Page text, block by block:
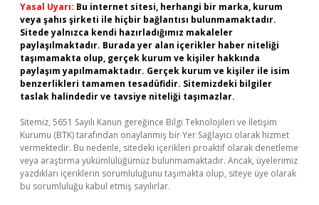
Yasal Uyarı: Bu internet sitesi, herhangi bir marka, kurum
veya şahıs şirketi ile hiçbir bağlantısı bulunmamaktadır.
Sitede yalnızca kendi hazırladığımız makaleler
paylaşılmaktadır. Burada yer alan içerikler haber niteliği
taşımamakta olup, gerçek kurum ve kişiler hakkında
paylaşım yapılmamaktadır. Gerçek kurum ve kişiler ile isim
benzerlikleri tamamen tesadüfidir. Sitemizdeki bilgiler
taslak halindedir ve tavsiye niteliği taşımazlar.
Sitemiz, 5651 Sayılı Kanun gereğince Bilgi Teknolojileri ve İletişim
Kurumu (BTK) tarafından onaylanmış bir Yer Sağlayıcı olarak hizmet
vermektedir. Bu nedenle, sitedeki içerikleri proaktif olarak denetleme
veya araştırma yükümlülüğümüz bulunmamaktadır. Ancak, üyelerimiz
yazdıkları içeriklerin sorumluluğunu taşımakta olup, siteye üye olarak
bu sorumluluğu kabul etmiş sayılırlar.